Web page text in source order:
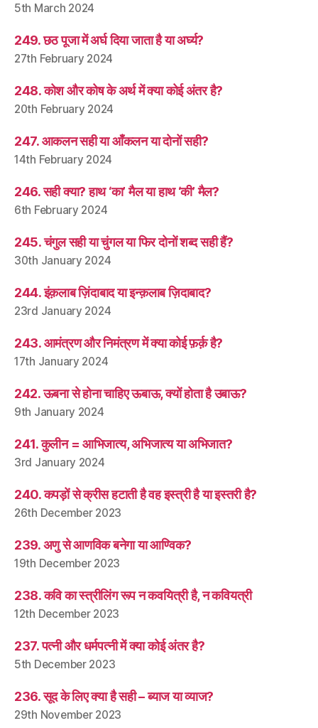
5th March 2024
249. छठ पूजा में अर्घ दिया जाता है या अर्घ्य?
27th February 2024
248. कोश और कोष के अर्थ में क्या कोई अंतर है?
20th February 2024
247. आकलन सही या आँकलन या दोनों सही?
14th February 2024
246. सही क्या? हाथ ‘का’ मैल या हाथ ‘की’ मैल?
6th February 2024
245. चंगुल सही या चुंगल या फिर दोनों शब्द सही हैं?
30th January 2024
244. इंक़लाब ज़िंदाबाद या इन्क़लाब ज़िदाबाद?
23rd January 2024
243. आमंत्रण और निमंत्रण में क्या कोई फ़र्क़ है?
17th January 2024
242. ऊबना से होना चाहिए ऊबाऊ, क्यों होता है उबाऊ?
9th January 2024
241. कुलीन = आभिजात्य, अभिजात्य या अभिजात?
3rd January 2024
240. कपड़ों से क्रीस हटाती है वह इस्त्री है या इस्तरी है?
26th December 2023
239. अणु से आणविक बनेगा या आण्विक?
19th December 2023
238. कवि का स्त्रीलिंग रूप न कवयित्री है, न कवियत्री
12th December 2023
237. पत्नी और धर्मपत्नी में क्या कोई अंतर है?
5th December 2023
236. सूद के लिए क्या है सही – ब्याज या व्याज?
29th November 2023